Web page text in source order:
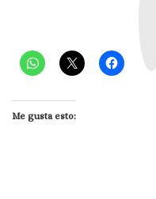
Me gusta esto: